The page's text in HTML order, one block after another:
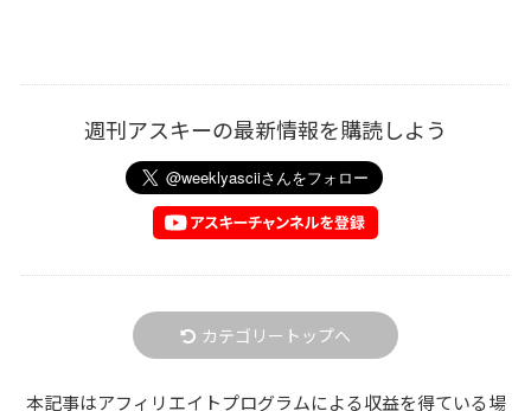
週刊アスキーの最新情報を購読しよう
カテゴリートップへ
本記事はアフィリエイトプログラムによる収益を得ている場